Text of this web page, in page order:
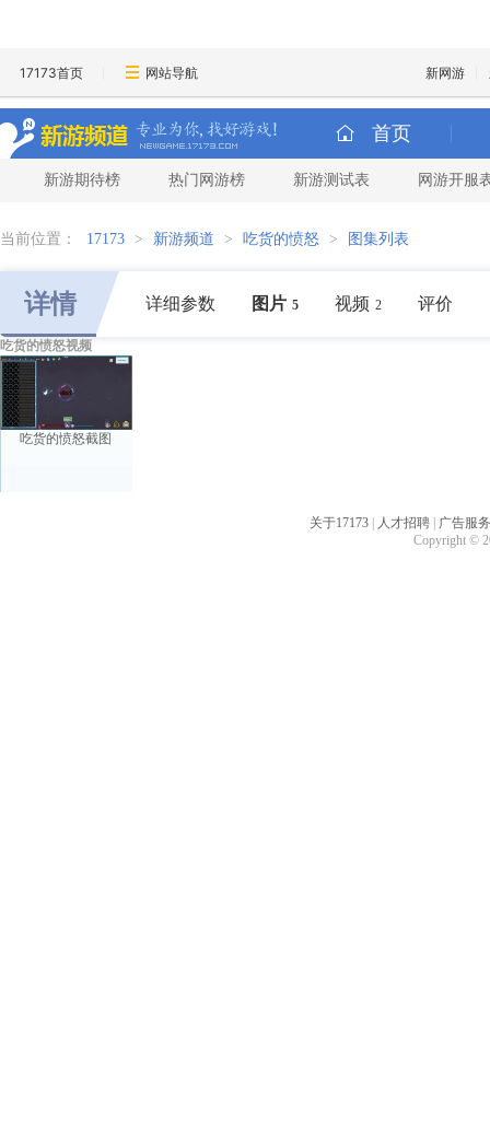
17173首页 网站导航 新网游
首页
新游期待榜 热门网游榜 新游测试表 网游开服
当前位置： 17173 > 新游频道 > 吃货的愤怒 > 图集列表
详情 详细参数 图片 5 视频 2 评价
吃货的愤怒视频
吃货的愤怒截图
关于17173 人才招聘
广告服务
Copyright ©